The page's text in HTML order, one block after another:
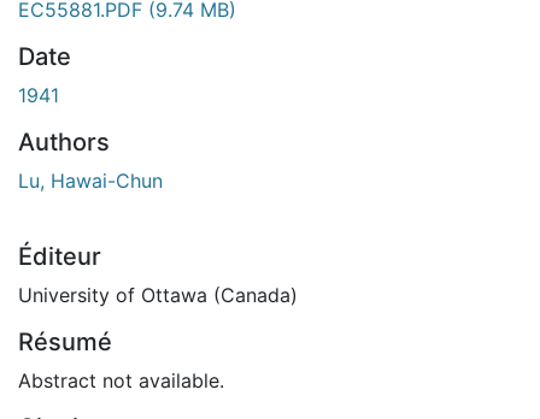
EC55881.PDF (9.74 MB)
Date
1941
Authors
Lu, Hawai-Chun
Éditeur
University of Ottawa (Canada)
Résumé
Abstract not available.